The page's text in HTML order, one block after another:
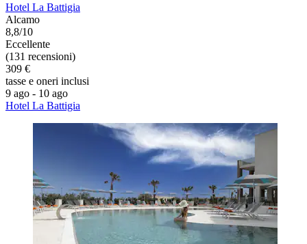
Hotel La Battigia
Alcamo
8,8/10
Eccellente
(131 recensioni)
309 €
tasse e oneri inclusi
9 ago - 10 ago
Hotel La Battigia